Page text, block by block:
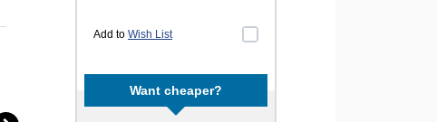
Add to Wish List
Want cheaper?